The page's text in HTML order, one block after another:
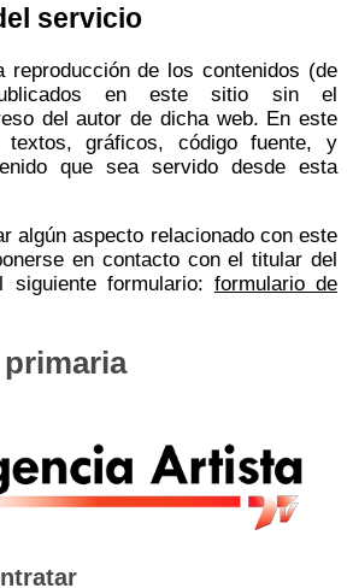
servicio
reproducción de los contenidos (de
en este sitio sin el
del autor de dicha web. En este
textos, gráficos, código fuente, y
que sea servido desde esta
algún aspecto relacionado con este
en contacto con el titular del
formulario: formulario de